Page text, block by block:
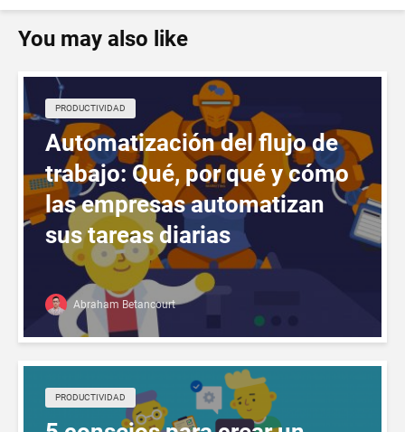
You may also like
PRODUCTIVIDAD
Automatización del flujo de
trabajo: Qué, por qué y cómo
las empresas automatizan
sus tareas diarias
Abraham Betancourt
PRODUCTIVIDAD